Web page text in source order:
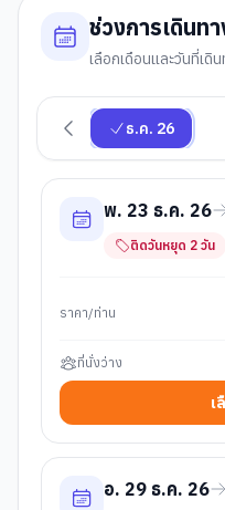
ช่วงการเดินทา
เลือกเดือนและวันที่เดิ
ธ.ค. 26
พ. 23 ธ.ค. 26
ติดวันหยุด 2 วัน
ราคา/ท่าน
ที่นั่งว่าง
เ
อ. 29 ธ.ค. 26